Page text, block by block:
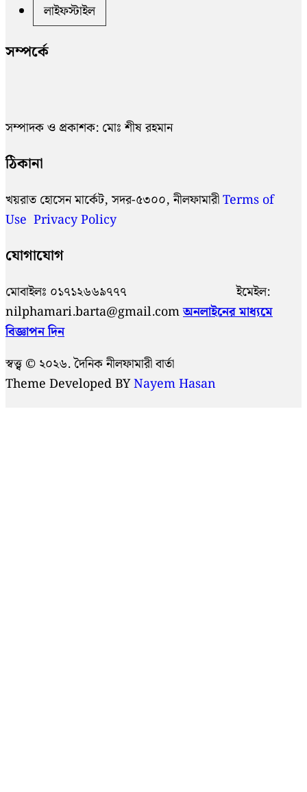
লাইফস্টাইল
সম্পর্কে
সম্পাদক ও প্রকাশক: মোঃ শীষ রহমান
ঠিকানা
খয়রাত হোসেন মার্কেট, সদর-৫৩০০, নীলফামারীTerms of
Use Privacy Policy
যোগাযোগ
মোবাইলঃ ০১৭১২৬৬৯৭৭৭ ইমেইল:
nilphamari.barta@gmail.comঅনলাইনের মাধ্যমে
বিজ্ঞাপন দিন
স্বত্ত্ব © ২০২৬. দৈনিক নীলফামারী বার্তা
Theme Developed BYNayem Hasan